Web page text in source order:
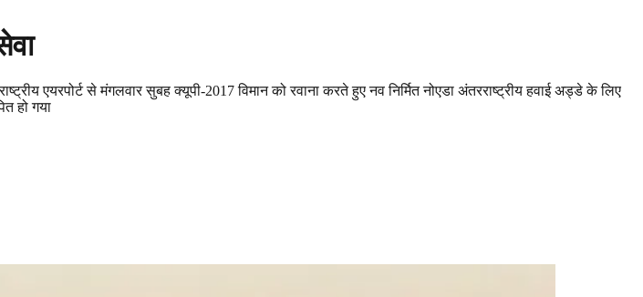
एयरपोर्ट से मंगलवार सुबह क्यूपी-2017 विमान को रवाना करते हुए नव निर्मित नोएडा अंतरराष्ट्रीय हवाई अड्डे के लिए
हो गया